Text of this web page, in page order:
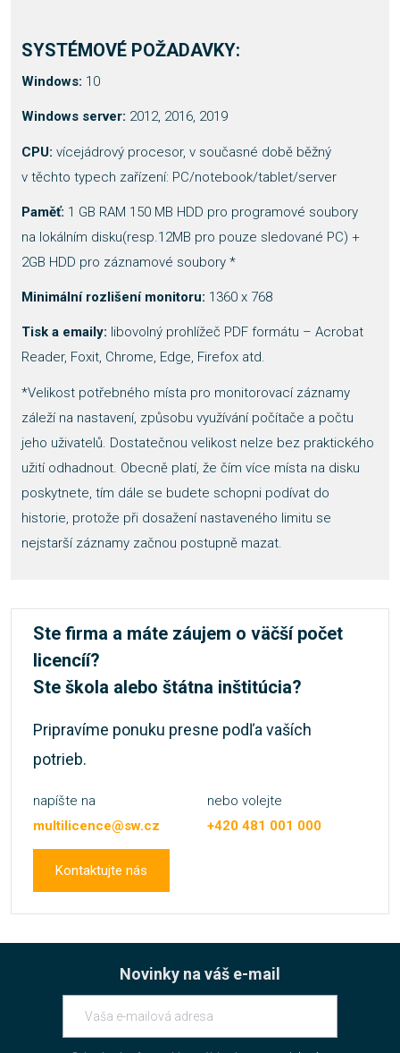
SYSTÉMOVÉ POŽADAVKY:
Windows: 10
Windows server: 2012, 2016, 2019
CPU: vícejádrový procesor, v současné době běžný
v těchto typech zařízení: PC/notebook/tablet/server
Paměť: 1 GB RAM 150 MB HDD pro programové soubory
na lokálním disku(resp.12MB pro pouze sledované PC) +
2GB HDD pro záznamové soubory *
Minimální rozlišení monitoru: 1360 x 768
Tisk a emaily: libovolný prohlížeč PDF formátu – Acrobat
Reader, Foxit, Chrome, Edge, Firefox atd.
*Velikost potřebného místa pro monitorovací záznamy
záleží na nastavení, způsobu využívání počítače a počtu
jeho uživatelů. Dostatečnou velikost nelze bez praktického
užití odhadnout. Obecně platí, že čím více místa na disku
poskytnete, tím dále se budete schopni podívat do
historie, protože při dosažení nastaveného limitu se
nejstarší záznamy začnou postupně mazat.
Ste firma a máte záujem o väčší počet
licencíí?
Ste škola alebo štátna inštitúcia?
Pripravíme ponuku presne podľa vaších
potrieb.
napíšte na
multilicence@sw.cz
nebo volejte
+420 481 001 000
Kontaktujte nás
Novinky na váš e-mail